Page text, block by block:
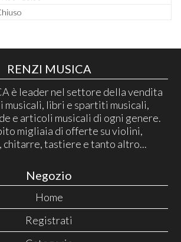
RENZI MUSICA
è leader nel settore della vendita
musicali, libri e spartiti musicali,
e articoli musicali di ogni genere.
migliaia di offerte su violini,
tastiere e tanto altro...
Negozio
Home
Registrati